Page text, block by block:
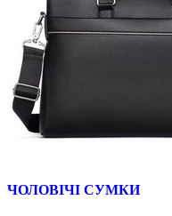
ЧОЛОВІЧІ СУМКИ